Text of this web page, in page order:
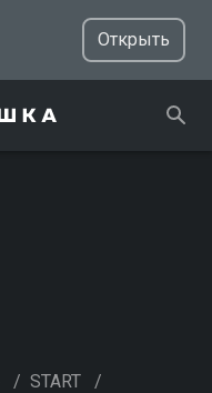
Открыть
/ START /